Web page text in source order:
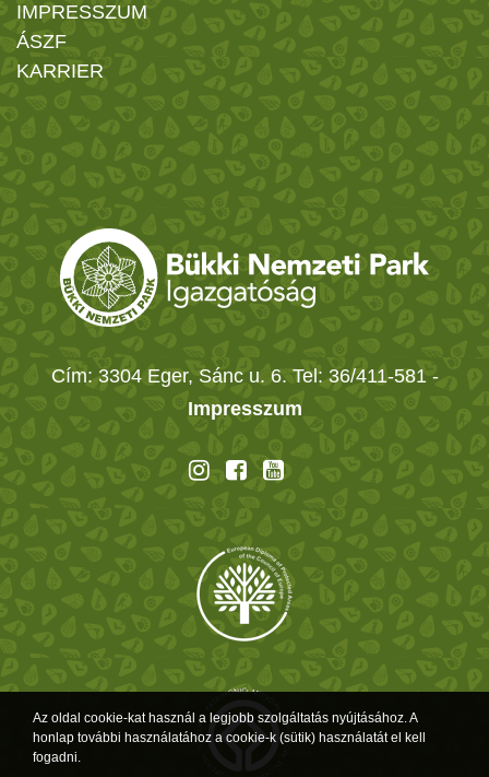
IMPRESSZUM
ÁSZF
KARRIER
Cím: 3304 Eger, Sánc u. 6. Tel: 36/411-581 -
Impresszum
Az oldal cookie-kat használ a legjobb szolgáltatás nyújtásához. A
honlap további használatához a cookie-k (sütik) használatát el kell
fogadni.